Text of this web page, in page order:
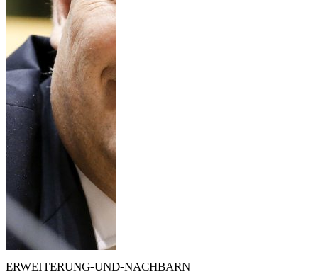
ERWEITERUNG-UND-NACHBARN